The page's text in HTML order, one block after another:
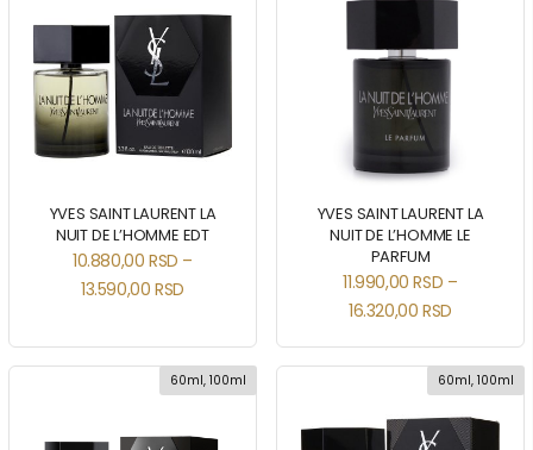
YVES SAINT LAURENT LA
NUIT DE L’HOMME EDT
10.880,00 RSD –
13.590,00RSD
YVES SAINT LAURENT LA
NUIT DE L’HOMME LE
PARFUM
11.990,00RSD –
16.320,00RSD
60ml, 100ml 60ml, 100ml